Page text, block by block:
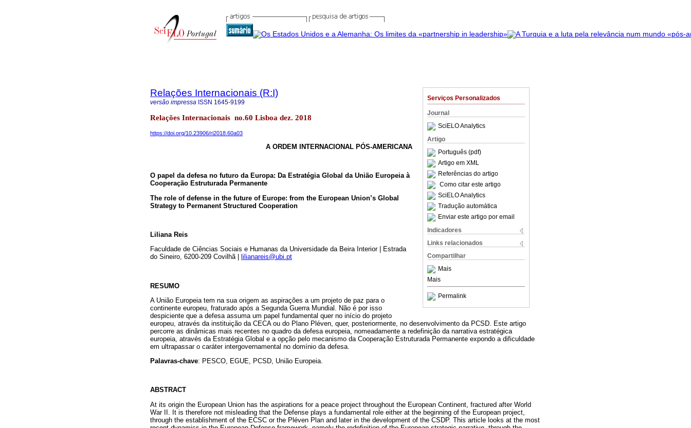
Serviços Personalizados
Journal
SciELO Analytics
Artigo
Português (pdf)
Artigo em XML
Referências do artigo
Como citar este artigo
SciELO Analytics
Tradução automática
Enviar este artigo por email
Indicadores
Links relacionados
Compartilhar
Mais
Mais
Permalink
Relações Internacionais (R:I)
versão impressa ISSN 1645-9199
Relações Internacionais no.60 Lisboa dez. 2018
https://doi.org/10.23906/ri2018.60a03
A ORDEM INTERNACIONAL PÓS-AMERICANA
O papel da defesa no futuro da Europa: Da Estratégia Global da União Europeia à
Cooperação Estruturada Permanente
The role of defense in the future of Europe: from the European Union’s Global
Strategy to Permanent Structured Cooperation
Liliana Reis
Faculdade de Ciências Sociais e Humanas da Universidade da Beira Interior | Estrada
do Sineiro, 6200-209 Covilhã |
lilianareis@ubi.pt
RESUMO
A União Europeia tem na sua origem as aspirações a um projeto de paz para o
continente europeu, fraturado após a Segunda Guerra Mundial. Não é por isso
despiciente que a defesa assuma um papel fundamental quer no início do projeto
europeu, através da instituição da CECA ou do Plano Pléven, quer, posteriormente, no desenvolvimento da PCSD. Este artigo
percorre as dinâmicas mais recentes no quadro da defesa europeia, nomeadamente a redefinição da narrativa estratégica
europeia, através da Estratégia Global e a opção pelo mecanismo da Cooperação Estruturada Permanente expondo a dificuldade
em ultrapassar o caráter intergovernamental no domínio da defesa.
Palavras-chave: PESCO, EGUE, PCSD, União Europeia.
ABSTRACT
At its origin the European Union has the aspirations for a peace project throughout the European Continent, fractured after World
War II. It is therefore not misleading that the Defense plays a fundamental role either at the beginning of the European project,
through the establishment of the ECSC or the Pléven Plan and later in the development of the CSDP. This article looks at the most